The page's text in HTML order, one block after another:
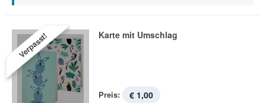
Verpasst! Karte mit Umschlag
Preis: € 1,00